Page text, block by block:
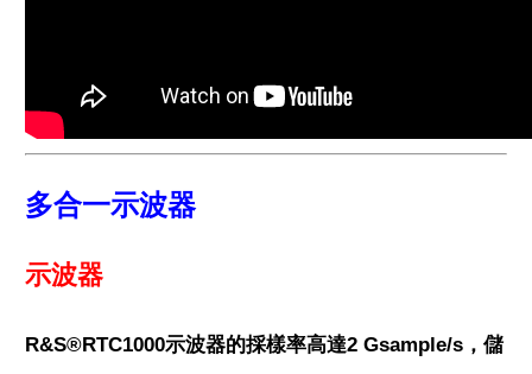
多合一示波器
示波器
R&S®RTC1000示波器的採樣率高達2 Gsample/s，儲